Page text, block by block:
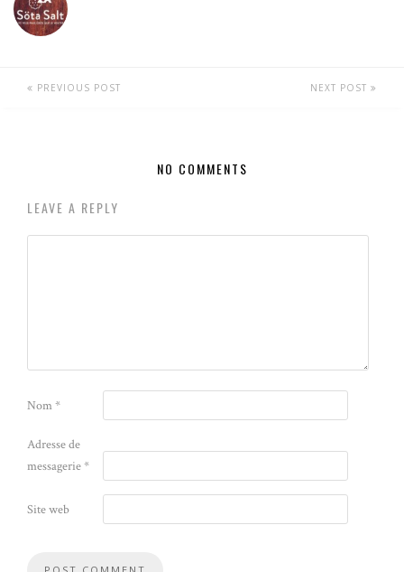
PREVIOUS POST NEXT POST
NO COMMENTS
LEAVE A REPLY
Nom*
Adresse de
messagerie*
Site web